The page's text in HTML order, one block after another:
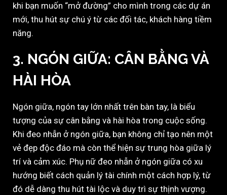
khi bạn muốn “mở đường” cho mình trong các dự án
mới, thu hút sự chú ý từ các đối tác, khách hàng tiềm
năng.
3. NGÓN GIỮA: CÂN BẰNG VÀ
HÀI HÒA
Ngón giữa, ngón tay lớn nhất trên bàn tay, là biểu
tượng của sự cân bằng và hài hòa trong cuộc sống.
Khi đeo nhẫn ở ngón giữa, bạn không chỉ tạo nên một
vẻ đẹp độc đáo mà còn thể hiện sự trung hòa giữa lý
trí và cảm xúc. Phụ nữ đeo nhẫn ở ngón giữa có xu
hướng biết cách quản lý tài chính một cách hợp lý, từ
đó dễ dàng thu hút tài lộc và duy trì sự thịnh vượng.